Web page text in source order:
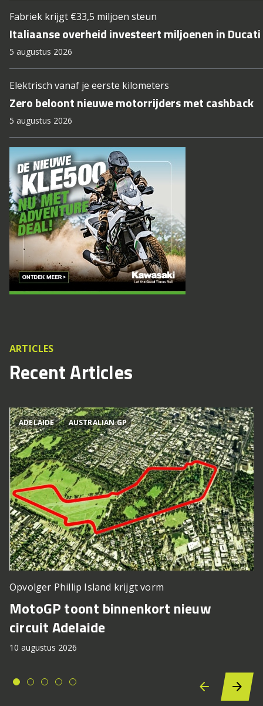
Fabriek krijgt €33,5 miljoen steun
Italiaanse overheid investeert miljoenen in Ducati
5 augustus 2026
Elektrisch vanaf je eerste kilometers
Zero beloont nieuwe motorrijders met cashback
5 augustus 2026
ARTICLES
Recent Articles
ADELAIDE AUSTRALIAN GP
Opvolger Phillip Island krijgt vorm
MotoGP toont binnenkort nieuw
circuit Adelaide
10 augustus 2026